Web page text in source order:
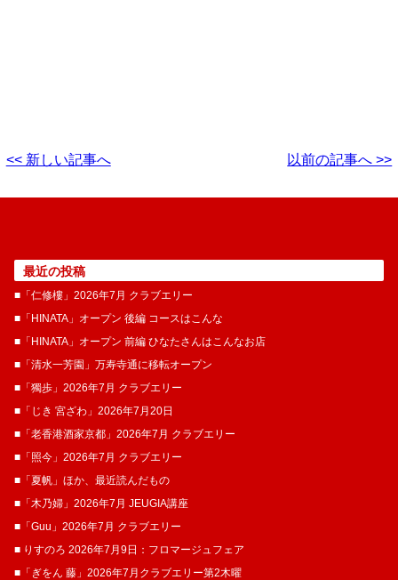
<< 新しい記事へ 以前の記事へ >>
最近の投稿
■「仁修樓」2026年7月 クラブエリー
■「HINATA」オープン 後編 コースはこんな
■「HINATA」オープン 前編 ひなたさんはこんなお店
■「清水一芳園」万寿寺通に移転オープン
■「獨歩」2026年7月 クラブエリー
■「じき 宮ざわ」2026年7月20日
■「老香港酒家京都」2026年7月 クラブエリー
■「照今」2026年7月 クラブエリー
■「夏帆」ほか、最近読んだもの
■「木乃婦」2026年7月 JEUGIA講座
■「Guu」2026年7月 クラブエリー
■ りすのろ 2026年7月9日：フロマージュフェア
■「ぎをん 藤」2026年7月クラブエリー第2木曜